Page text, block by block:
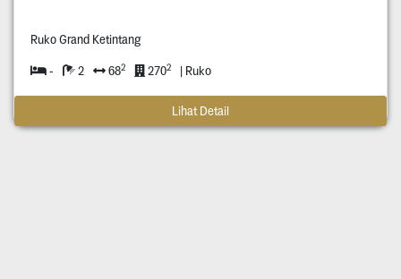
Ruko Grand Ketintang
- 2 682 2702 | Ruko
Lihat Detail